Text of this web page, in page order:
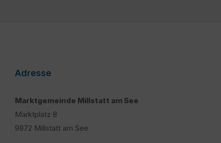
Adresse
Marktgemeinde Millstatt am See
Marktplatz 8
9872 Millstatt am See